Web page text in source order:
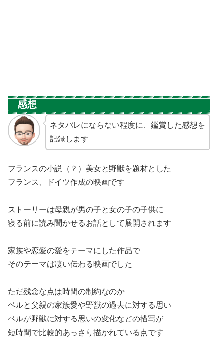
感想
ネタバレにならない程度に、鑑賞した感想を
記録します
フランスの小説（？）美女と野獣を題材とした
フランス、ドイツ作成の映画です
ストーリーは母親が男の子と女の子の子供に
寝る前に読み聞かせるお話として展開されます
家族や恋愛の愛をテーマにした作品で
そのテーマは凄い伝わる映画でした
ただ残念な点は時間の制約なのか
ベルと父親の家族愛や野獣の過去に対する思い
ベルが野獣に対する思いの変化などの描写が
短時間で比較的あっさり描かれている点です